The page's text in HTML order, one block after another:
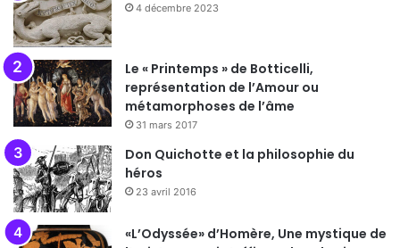
4 décembre 2023
Le « Printemps » de Botticelli,
représentation de l’Amour ou
métamorphoses de l’âme
31 mars 2017
Don Quichotte et la philosophie du
héros
23 avril 2016
«L’Odyssée» d’Homère, Une mystique de